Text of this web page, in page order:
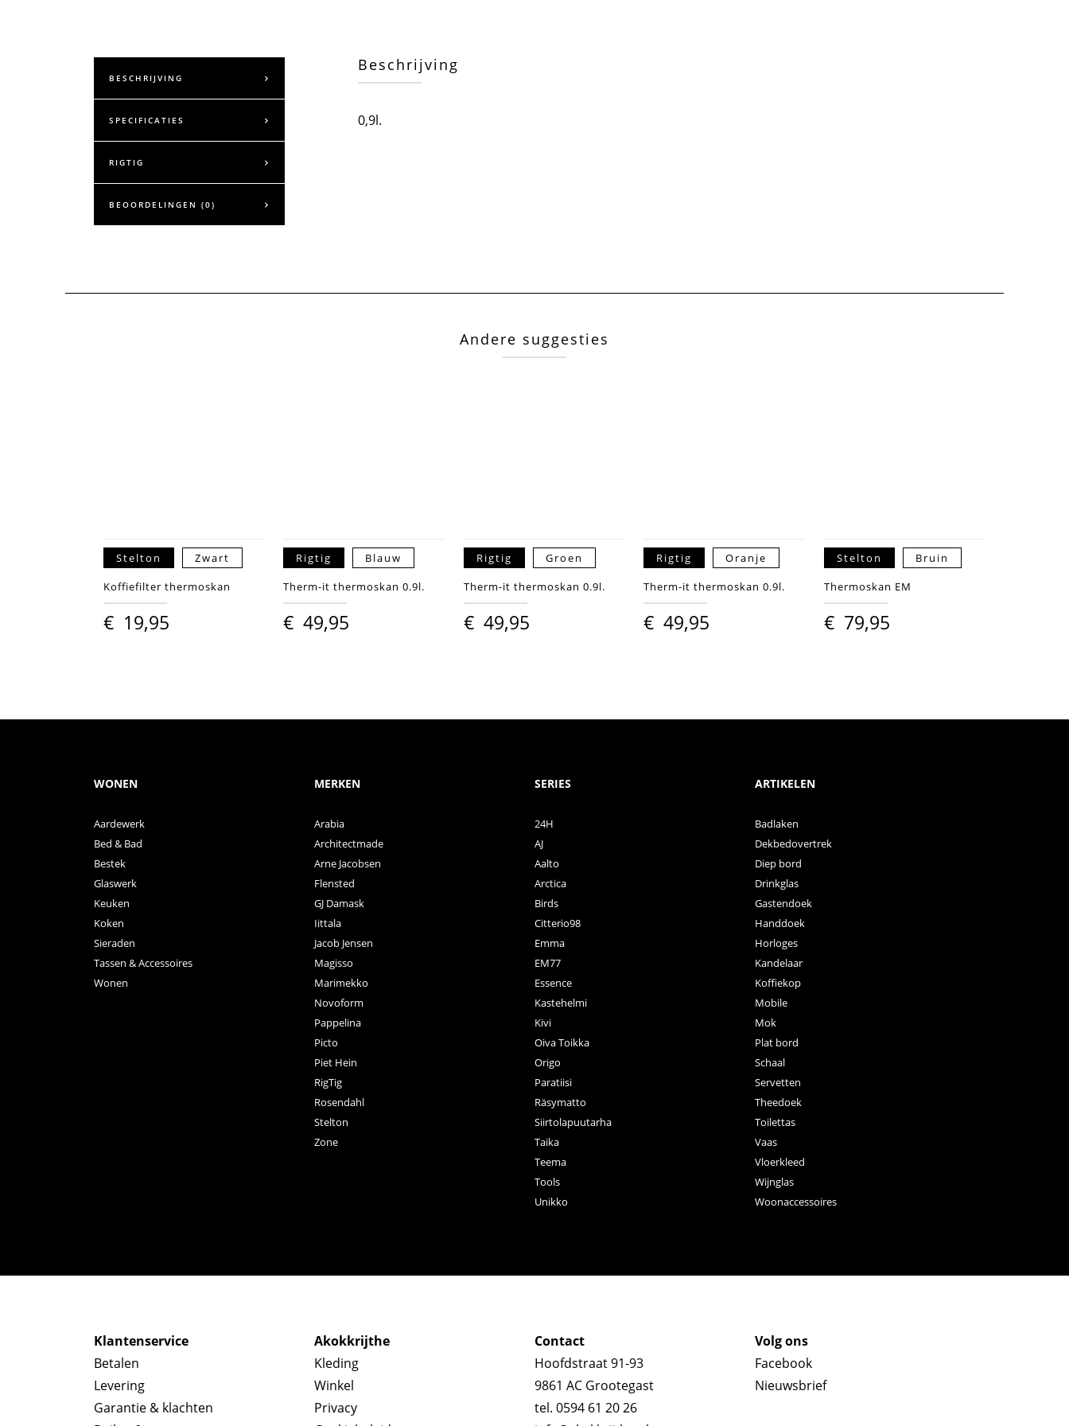
BESCHRIJVING
SPECIFICATIES
RIGTIG
BEOORDELINGEN (0)
Beschrijving
0,9l.
Andere suggesties
Stelton Zwart
Koffiefilter thermoskan
€ 19,95
Rigtig Blauw
Therm-it thermoskan 0.9l.
€ 49,95
Rigtig Groen
Therm-it thermoskan 0.9l.
€ 49,95
Rigtig Oranje
Therm-it thermoskan 0.9l.
€ 49,95
Stelton Bruin
Thermoskan EM
€ 79,95
WONEN
Aardewerk
Bed & Bad
Bestek
Glaswerk
Keuken
Koken
Sieraden
Tassen & Accessoires
Wonen
MERKEN
Arabia
Architectmade
Arne Jacobsen
Flensted
GJ Damask
Iittala
Jacob Jensen
Magisso
Marimekko
Novoform
Pappelina
Picto
Piet Hein
RigTig
Rosendahl
Stelton
Zone
SERIES
24H
AJ
Aalto
Arctica
Birds
Citterio98
Emma
EM77
Essence
Kastehelmi
Kivi
Oiva Toikka
Origo
Paratiisi
Räsymatto
Siirtolapuutarha
Taika
Teema
Tools
Unikko
ARTIKELEN
Badlaken
Dekbedovertrek
Diep bord
Drinkglas
Gastendoek
Handdoek
Horloges
Kandelaar
Koffiekop
Mobile
Mok
Plat bord
Schaal
Servetten
Theedoek
Toilettas
Vaas
Vloerkleed
Wijnglas
Woonaccessoires
Klantenservice
Betalen
Levering
Garantie & klachten
Akokkrijthe
Kleding
Winkel
Privacy
Contact
Hoofdstraat 91-93
9861 AC Grootegast
tel. 0594 61 20 26
Volg ons
Facebook
Nieuwsbrief